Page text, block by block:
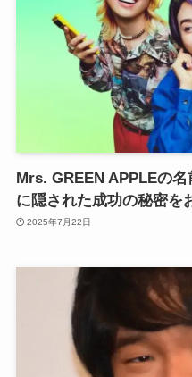
Mrs. GREEN APPLEの
に隠された成功の秘密を
2025年7月22日